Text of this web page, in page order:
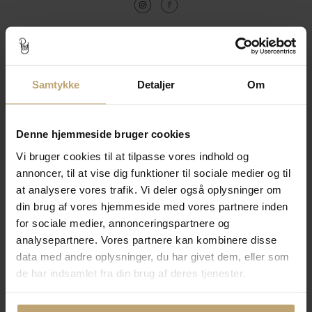
Samtykke Detaljer Om
Denne hjemmeside bruger cookies
Vi bruger cookies til at tilpasse vores indhold og
annoncer, til at vise dig funktioner til sociale medier og til
at analysere vores trafik. Vi deler også oplysninger om
din brug af vores hjemmeside med vores partnere inden
for sociale medier, annonceringspartnere og
analysepartnere. Vores partnere kan kombinere disse
data med andre oplysninger, du har givet dem, eller som
de har indsamlet fra din brug af deres tjenester.
Kontakt
Åbningstider I Butikken
Information
Praktiske Sider
Leveringsmuligheder
Betalingsmuligheder